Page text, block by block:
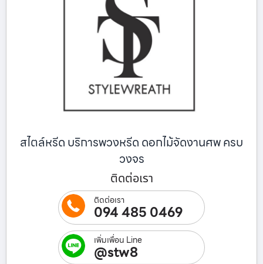
สไตล์หรีด บริการพวงหรีด ดอกไม้จัดงานศพ ครบ
วงจร
ติดต่อเรา
ติดต่อเรา
094 485 0469
เพิ่มเพื่อน Line
@stw8